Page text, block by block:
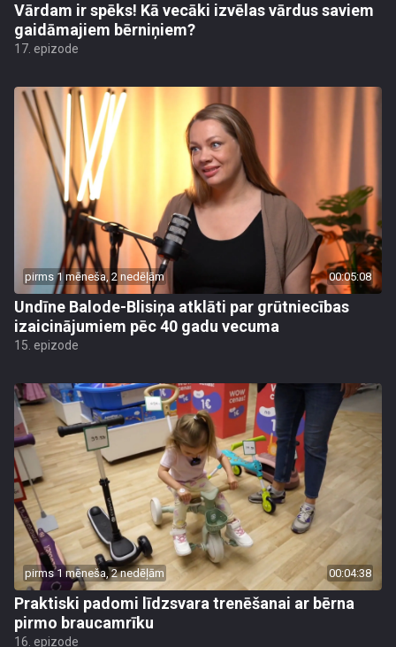
Vārdam ir spēks! Kā vecāki izvēlas vārdus saviem
gaidāmajiem bērniņiem?
17. epizode
pirms 1 mēneša, 2 nedēļām 00:05:08
Undīne Balode-Blisiņa atklāti par grūtniecības
izaicinājumiem pēc 40 gadu vecuma
15. epizode
pirms 1 mēneša, 2 nedēļām 00:04:38
Praktiski padomi līdzsvara trenēšanai ar bērna
pirmo braucamrīku
16. epizode